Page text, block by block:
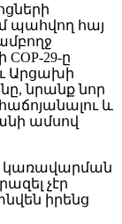
պահվող հայ
29-ը
Արցախի
նրանք նոր
և
ամսով
կառավարման
չէր
իրենց